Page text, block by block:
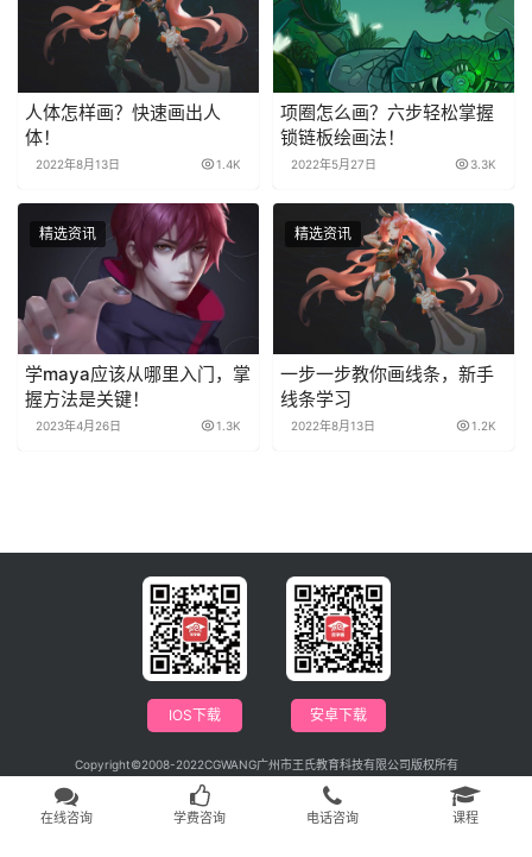
人体怎样画？快速画出人
体！
2022年8月13日 1.4K
项圈怎么画？六步轻松掌握
锁链板绘画法！
2022年5月27日 3.3K
精选资讯
学maya应该从哪里入门，掌
握方法是关键！
2023年4月26日 1.3K
精选资讯
一步一步教你画线条，新手
线条学习
2022年8月13日 1.2K
IOS下载 安卓下载
Copyright©2008-2022CGWANG广州市王氏教育科技有限公司版权所有
电信与信息服务业务经营许可证：粤B2-20201042
广播电视节目制作经营许可证编号：（粤）字第04146号
粤ICP备09115880号
在线咨询 学费咨询 电话咨询 课程